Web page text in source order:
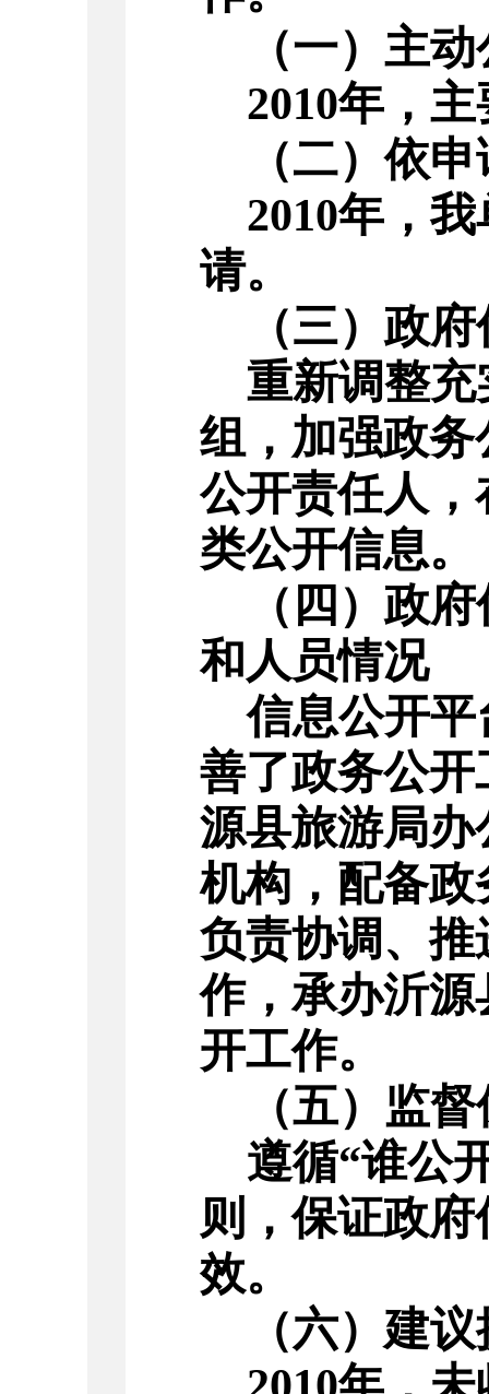
（一）主
2010年，主
（二）依
2010年，我
请。
（三）政
重新调整
组， 加强政
公开责任人，
类公开信息。
（四）政
和人员情况
信息公开
善了政务公开
源县旅游局
机构，配备政
负责协调、
作，承办沂
开工作。
（五）监
遵循“谁公
则，保证政
效。
（六）建